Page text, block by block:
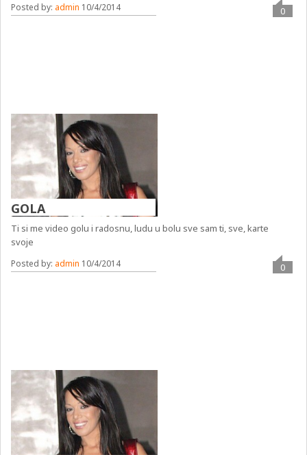
Posted by: admin 10/4/2014 0
GOLA
Ti si me video golu i radosnu, ludu u bolu sve sam ti, sve, karte
svoje
Posted by: admin 10/4/2014 0